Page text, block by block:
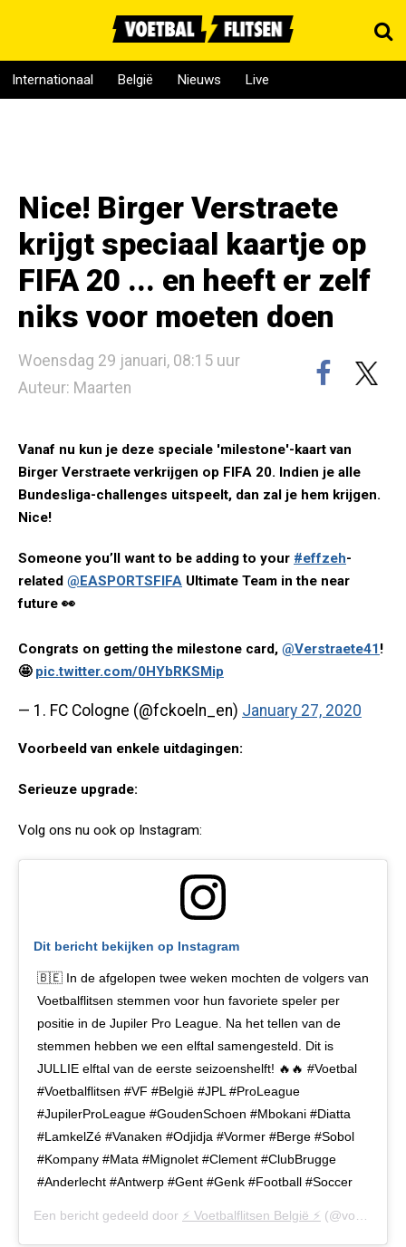
Internationaal België Nieuws Live
Nice! Birger Verstraete
krijgt speciaal kaartje op
FIFA 20 ... en heeft er zelf
niks voor moeten doen
Woensdag 29 januari, 08:15 uur
Auteur: Maarten
Vanaf nu kun je deze speciale 'milestone'-kaart van
Birger Verstraete verkrijgen op FIFA 20. Indien je alle
Bundesliga-challenges uitspeelt, dan zal je hem krijgen.
Nice!
Someone you’ll want to be adding to your #effzeh-
related @EASPORTSFIFA Ultimate Team in the near
future 👀
Congrats on getting the milestone card, @Verstraete41!
🤩 pic.twitter.com/0HYbRKSMip
— 1. FC Cologne (@fckoeln_en) January 27, 2020
Voorbeeld van enkele uitdagingen:
Serieuze upgrade:
Volg ons nu ook op Instagram:
Dit bericht bekijken op Instagram
🇧🇪 In de afgelopen twee weken mochten de volgers van
Voetbalflitsen stemmen voor hun favoriete speler per
positie in de Jupiler Pro League. Na het tellen van de
stemmen hebben we een elftal samengesteld. Dit is
JULLIE elftal van de eerste seizoenshelft! 🔥🔥 #Voetbal
#Voetbalflitsen #VF #België #JPL #ProLeague
#JupilerProLeague #GoudenSchoen #Mbokani #Diatta
#LamkelZé #Vanaken #Odjidja #Vormer #Berge #Sobol
#Kompany #Mata #Mignolet #Clement #ClubBrugge
#Anderlecht #Antwerp #Gent #Genk #Football #Soccer
Een bericht gedeeld door ⚡️ Voetbalflitsen België ⚡️ (@voetbalflitsen.be) op